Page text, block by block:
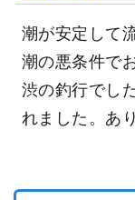
潮が安定して
潮の悪条件で
渋の釣行でし
れました。あ